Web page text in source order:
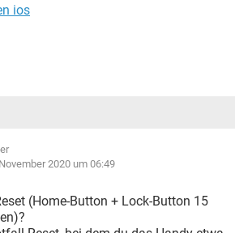
ios
2020 um 06:49
(Home-Button + Lock-Button 15